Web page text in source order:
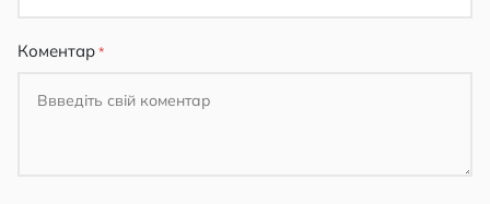
Коментар